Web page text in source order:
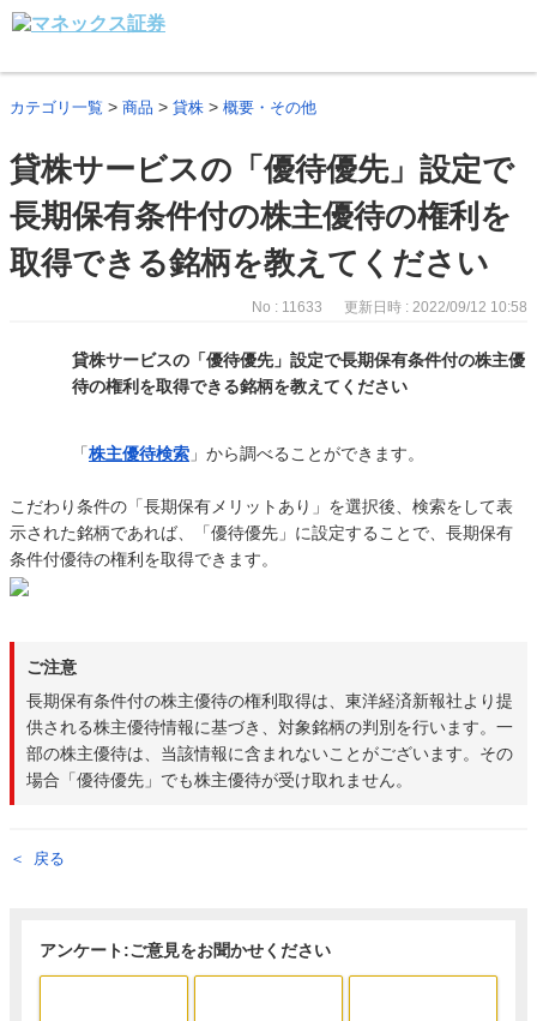
カテゴリ一覧 > 商品 > 貸株 > 概要・その他
貸株サービスの「優待優先」設定で
長期保有条件付の株主優待の権利を
取得できる銘柄を教えてください
No : 11633 更新日時 : 2022/09/12 10:58
貸株サービスの「優待優先」設定で長期保有条件付の株主優
待の権利を取得できる銘柄を教えてください
「株主優待検索 」から調べることができます。
こだわり条件の「長期保有メリットあり」を選択後、検索をして表
示された銘柄であれば、「優待優先」に設定することで、長期保有
条件付優待の権利を取得できます。
ご注意
長期保有条件付の株主優待の権利取得は、東洋経済新報社より提
供される株主優待情報に基づき、対象銘柄の判別を行います。一
部の株主優待は、当該情報に含まれないことがございます。その
場合「優待優先」でも株主優待が受け取れません。
戻る
アンケート:ご意見をお聞かせください